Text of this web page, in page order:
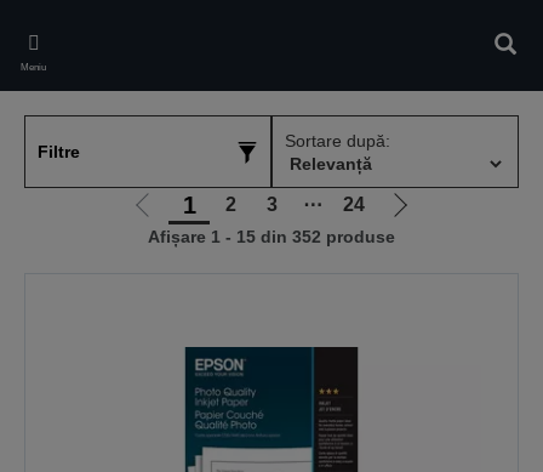
main
content
Meniu
Filtre
Sortare după:
Mergi
la
1 2 3 ⋯ 24
Mergi
la
Afișare 1 - 15 din 352 produse